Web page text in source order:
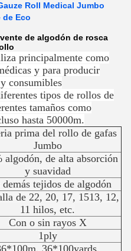
Roll Medical Jumbo
de Eco
de algodón de rosca
principalmente como
y para producir
consumibles
tipos de rollos de
tamaños como
hasta 50000m.
prima del rollo de gafas
Jumbo
algodón, de alta absorción
y suavidad
tejidos de algodón
de 22, 20, 17, 1513, 12,
11 hilos, etc.
Con o sin rayos X
1ply
36*100yards,